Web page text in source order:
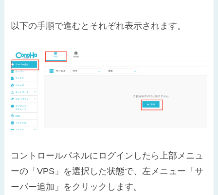
以下の手順で進むとそれぞれ表示されます。
コントロールパネルにログインしたら上部メニュ
ーの「VPS」を選択した状態で、左メニュー「サ
ーバー追加」をクリックします。